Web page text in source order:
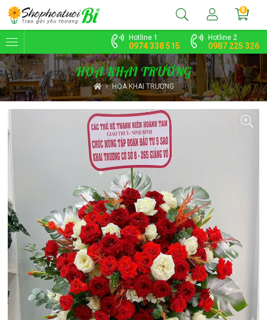
Hotline 1
0974 338 515
Hotline 2
0987 225 326
0
HOA KHAI TRƯƠNG
HOA KHAI TRƯƠNG